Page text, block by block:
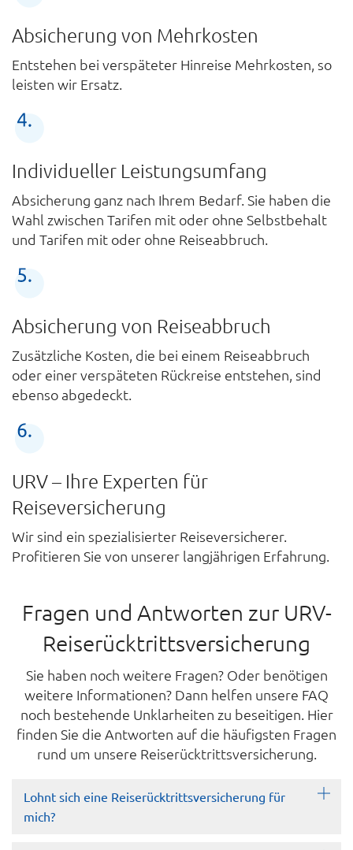
Absicherung von Mehrkosten
Entstehen bei verspäteter Hinreise Mehrkosten, so
leisten wir Ersatz.
Individueller Leistungsumfang
Absicherung ganz nach Ihrem Bedarf. Sie haben die
Wahl zwischen Tarifen mit oder ohne Selbstbehalt
und Tarifen mit oder ohne Reiseabbruch.
Absicherung von Reiseabbruch
Zusätzliche Kosten, die bei einem Reiseabbruch
oder einer verspäteten Rückreise entstehen, sind
ebenso abgedeckt.
URV – Ihre Experten für
Reiseversicherung
Wir sind ein spezialisierter Reiseversicherer.
Profitieren Sie von unserer langjährigen Erfahrung.
Fragen und Antworten zur URV-
Reiserücktrittsversicherung
Sie haben noch weitere Fragen? Oder benötigen
weitere Informationen? Dann helfen unsere FAQ
noch bestehende Unklarheiten zu beseitigen. Hier
finden Sie die Antworten auf die häufigsten Fragen
rund um unsere Reiserücktrittsversicherung.
Lohnt sich eine Reiserücktrittsversicherung für
mich?